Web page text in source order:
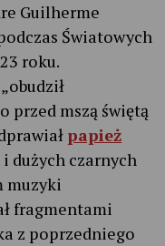
Guilherme
Światowych
roku.
przed mszą świętą
papież
dużych czarnych
muzyki
fragmentami
z poprzedniego